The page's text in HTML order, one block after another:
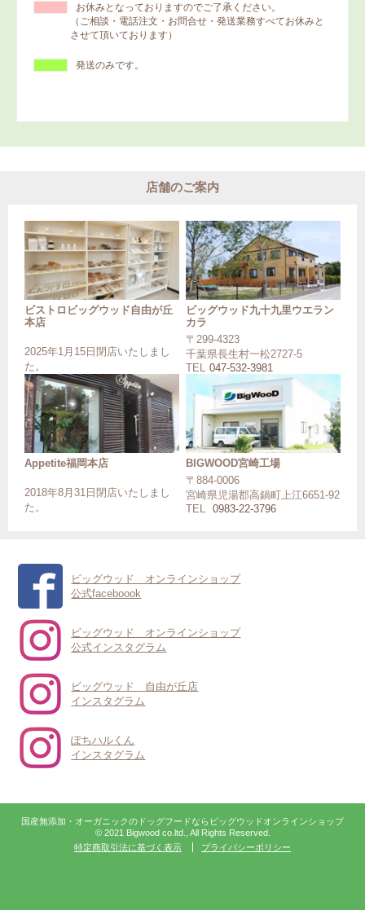
お休みとなっておりますのでご了承ください。
（ご相談・電話注文・お問合せ・発送業務すべてお休みと
させて頂いております）
発送のみです。
店舗のご案内
ビストロビッグウッド自由が丘
本店
2025年1月15日閉店いたしまし
た。
ビッグウッド九十九里ウエラン
カラ
〒299-4323
千葉県長生村一松2727-5
TEL
047-532-3981
Appetite福岡本店
2018年8月31日閉店いたしまし
た。
BIGWOOD宮崎工場
〒884-0006
宮崎県児湯郡高鍋町上江6651-92
TEL 0983-22-3796
ビッグウッド オンラインショップ
公式faceboook
ビッグウッド オンラインショップ
公式インスタグラム
ビッグウッド 自由が丘店
インスタグラム
ぽちハルくん
インスタグラム
国産無添加・オーガニックのドッグフードならビッグウッドオンラインショップ
© 2021 Bigwood co.ltd., All Rights Reserved.
特定商取引法に基づく表示
プライバシーポリシー